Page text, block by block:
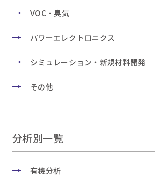
VOC・臭気
パワーエレクトロニクス
シミュレーション・新規材料開発
その他
分析別一覧
有機分析